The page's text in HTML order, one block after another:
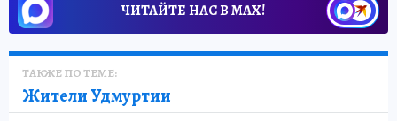
ЧИТАЙТЕ НАС В МАХ!
ТАКЖЕ ПО ТЕМЕ:
Жители Удмуртии